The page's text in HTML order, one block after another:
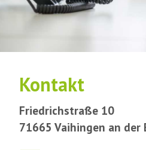
Kontakt
Friedrichstraße 10
71665 Vaihingen an der